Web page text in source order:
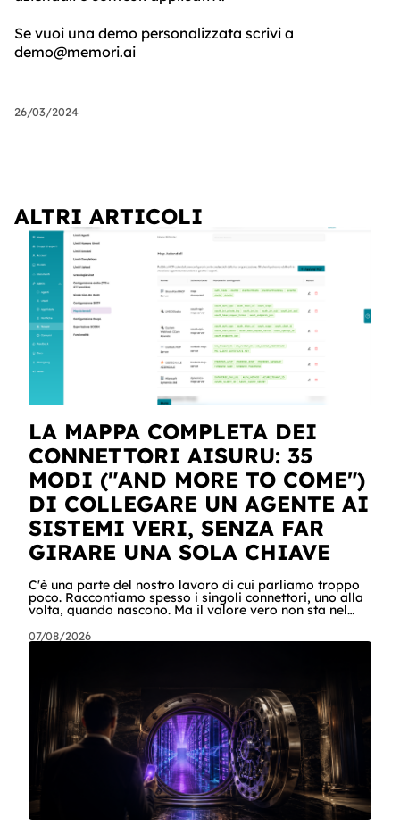
Se vuoi una demo personalizzata scrivi a
demo@memori.ai
26/03/2024
ALTRI ARTICOLI
LA MAPPA COMPLETA DEI
CONNETTORI AISURU: 35
MODI ("AND MORE TO COME")
DI COLLEGARE UN AGENTE AI
SISTEMI VERI, SENZA FAR
GIRARE UNA SOLA CHIAVE
C'è una parte del nostro lavoro di cui parliamo troppo
poco. Raccontiamo spesso i singoli connettori, uno alla
volta, quando nascono. Ma il valore vero non sta nel
succede quando i pezzi lavorano insieme. Stamattina
alle 6, per dire, un agente ha attraversato cinque
ha recuperato un listino da SharePoint, ha calcolato gli
scost
07/08/2026